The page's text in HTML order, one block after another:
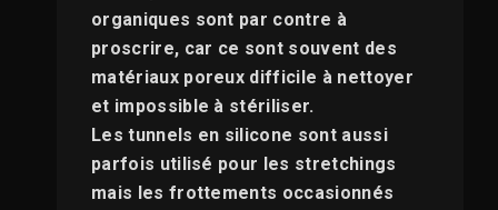
organiques sont par contre à
proscrire, car ce sont souvent des
matériaux poreux difficile à nettoyer
et impossible à stériliser.
Les tunnels en silicone sont aussi
parfois utilisé pour les stretchings
mais les frottements occasionnés